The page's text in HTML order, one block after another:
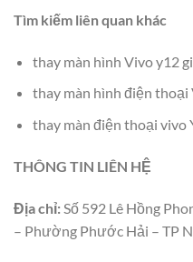
Tìm kiếm liên quan khác
thay màn hình Vivo y12
thay màn hình điện thoại
thay màn điện thoại vivo
THÔNG TIN LIÊN HỆ
Địa chỉ: Số 592 Lê Hồng
– Phường Phước Hải – TP